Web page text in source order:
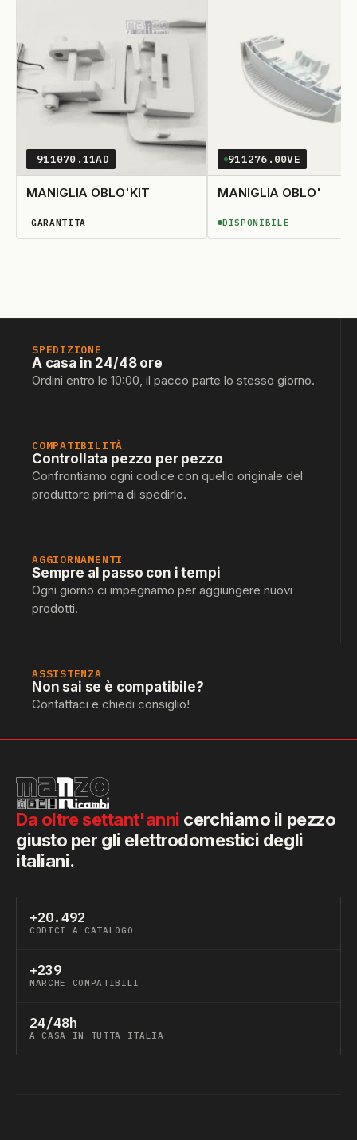
911070.11AD
MANIGLIA OBLO'KIT
DISPONIBILITÀ GARANTITA
GARANTITA
911276.00VE
MANIGLIA OBLO'
DISPONIBILE
DISPONIBILE
SPEDIZIONE
A casa in 24/48 ore
Ordini entro le 10:00, il pacco parte lo stesso giorno.
COMPATIBILITÀ
Controllata pezzo per pezzo
Confrontiamo ogni codice con quello originale del
produttore prima di spedirlo.
AGGIORNAMENTI
Sempre al passo con i tempi
Ogni giorno ci impegnamo per aggiungere nuovi
prodotti.
ASSISTENZA
Non sai se è compatibile?
Contattaci e chiedi consiglio!
Da oltre settant'anni cerchiamo il pezzo
giusto per gli elettrodomestici degli
italiani.
+20.492
CODICI A CATALOGO
+239
MARCHE COMPATIBILI
24/48h
A CASA IN TUTTA ITALIA